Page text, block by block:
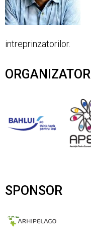
intreprinzatorilor.
ORGANIZATORI
SPONSOR